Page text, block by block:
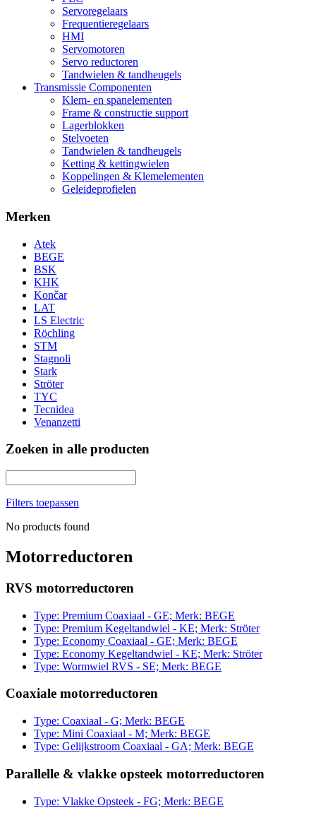
Servoregelaars
Frequentieregelaars
HMI
Servomotoren
Servo reductoren
Tandwielen & tandheugels
Transmissie Componenten
Klem- en spanelementen
Frame & constructie support
Lagerblokken
Stelvoeten
Tandwielen & tandheugels
Ketting & kettingwielen
Koppelingen & Klemelementen
Geleideprofielen
Merken
Atek
BEGE
BSK
KHK
Končar
LAT
LS Electric
Röchling
STM
Stagnoli
Stark
Ströter
TYC
Tecnidea
Venanzetti
Zoeken in alle producten
Filters toepassen
No products found
Motorreductoren
RVS motorreductoren
Type: Premium Coaxiaal - GE; Merk: BEGE
Type: Premium Kegeltandwiel - KE; Merk: Ströter
Type: Economy Coaxiaal - GE; Merk: BEGE
Type: Economy Kegeltandwiel - KE; Merk: Ströter
Type: Wormwiel RVS - SE; Merk: BEGE
Coaxiale motorreductoren
Type: Coaxiaal - G; Merk: BEGE
Type: Mini Coaxiaal - M; Merk: BEGE
Type: Gelijkstroom Coaxiaal - GA; Merk: BEGE
Parallelle & vlakke opsteek motorreductoren
Type: Vlakke Opsteek - FG; Merk: BEGE